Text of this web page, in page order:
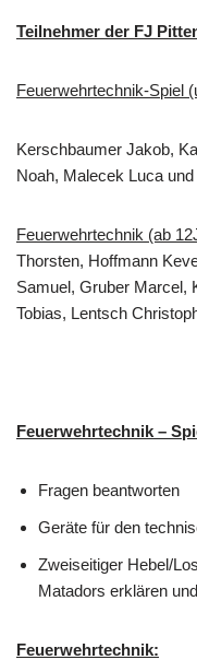
Teilnehmer der FJ
Feuerwehrtechnik-Spiel
Kerschbaumer Jakob,
Noah, Malecek Luca
Feuerwehrtechnik (ab
Thorsten, Hoffmann
Samuel, Gruber Marcel,
Tobias, Lentsch
Feuerwehrtechnik –
Fragen beantworten
Geräte für den
Zweiseitiger Hebel/
Matadors erklären
Feuerwehrtechnik: